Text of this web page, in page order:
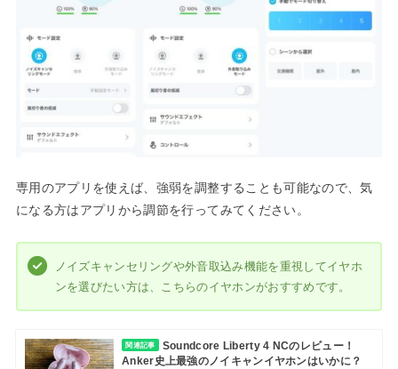
専用のアプリを使えば、強弱を調整することも可能なので、気
になる方はアプリから調節を行ってみてください。
ノイズキャンセリングや外音取込み機能を重視してイヤホ
ンを選びたい方は、こちらのイヤホンがおすすめです。
関連記事
Soundcore Liberty 4 NCのレビュー！
Anker史上最強のノイキャンイヤホンはいかに？